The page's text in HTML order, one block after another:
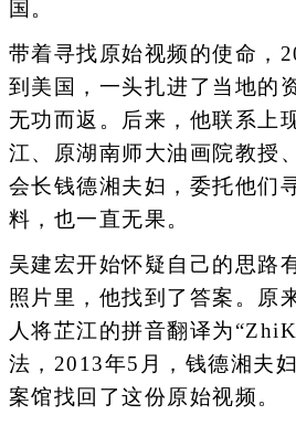
国。
带着寻找原始视频的使命，
到美国，一头扎进了当地的
无功而返。后来，他联系上
江、原湖南师大油画院教授
会长钱德湘夫妇，委托他们
料，也一直无果。
吴建宏开始怀疑自己的思路
照片里，他找到了答案。原
人将芷江的拼音翻译为
法，2013年5月，钱德湘夫
案馆找回了这份原始视频。